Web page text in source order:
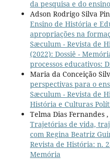
da pesquisa e do
Adson Rodrigo Silva
Ensino de História e
apropriações na
Sæculum - Revista de
(2022): Dossiê -
processos educativos:
Maria da Conceição
perspectivas para o
Sæculum - Revista de
História e Culturas
Telma Dias Fernandes
Trajetórias de vida,
com Regina Beatriz
Revista de História: n.
Memória